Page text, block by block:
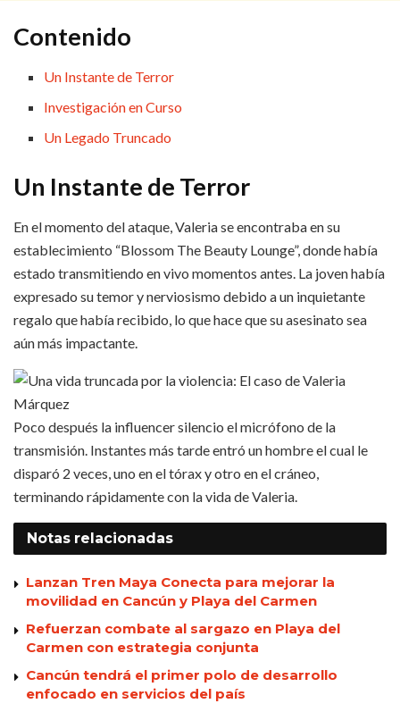
Contenido
Un Instante de Terror
Investigación en Curso
Un Legado Truncado
Un Instante de Terror
En el momento del ataque, Valeria se encontraba en su
establecimiento “Blossom The Beauty Lounge”, donde había
estado transmitiendo en vivo momentos antes. La joven había
expresado su temor y nerviosismo debido a un inquietante
regalo que había recibido, lo que hace que su asesinato sea
aún más impactante.
Poco después la influencer silencio el micrófono de la
transmisión. Instantes más tarde entró un hombre el cual le
disparó 2 veces, uno en el tórax y otro en el cráneo,
terminando rápidamente con la vida de Valeria.
Notas relacionadas
Lanzan Tren Maya Conecta para mejorar la
movilidad en Cancún y Playa del Carmen
Refuerzan combate al sargazo en Playa del
Carmen con estrategia conjunta
Cancún tendrá el primer polo de desarrollo
enfocado en servicios del país